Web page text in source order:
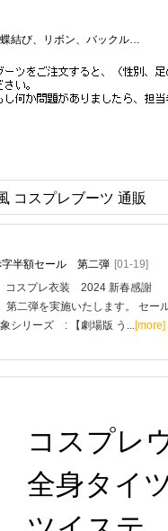
結び、リボン、バックル…
コスプレブーツ 通販
半額セール 第二弾 [01-19]
スプレ衣装 2024 新春感謝
二弾を実施いたします。 セー
シリーズ : 【劇場版 う...[more]
コスプレ
全身タイ